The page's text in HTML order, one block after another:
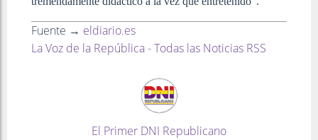
Fuente → eldiario.es
La Voz de la República - Todas las Noticias RSS
El Primer DNI Republicano